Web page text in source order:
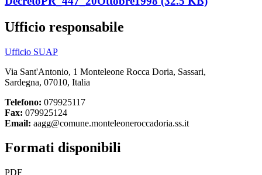
Ufficio responsabile
Ufficio SUAP
Via Sant'Antonio, 1 Monteleone Rocca Doria, Sassari,
Sardegna, 07010, Italia
Telefono: 079925117
Fax: 079925124
Email: aagg@comune.monteleoneroccadoria.ss.it
Formati disponibili
PDF